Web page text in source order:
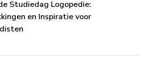
Studiedag Logopedie:
en Inspiratie voor